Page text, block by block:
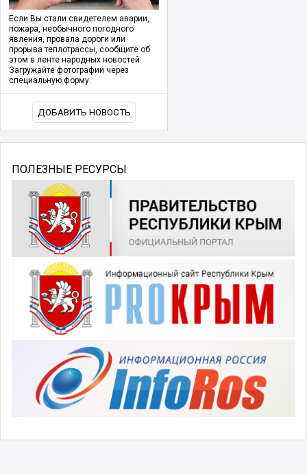
Если Вы стали свидетелем аварии,
пожара, необычного погодного
явления, провала дороги или
прорыва теплотрассы, сообщите об
этом в ленте народных новостей.
Загружайте фотографии через
специальную форму.
ДОБАВИТЬ НОВОСТЬ
ПОЛЕЗНЫЕ РЕСУРСЫ